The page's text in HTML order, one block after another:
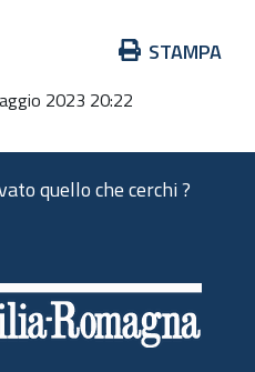
STAMPA
2023 20:22
quello che cerchi ?